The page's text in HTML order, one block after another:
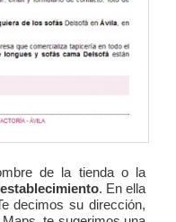
de la tienda o la
. En ella
decimos su dirección,